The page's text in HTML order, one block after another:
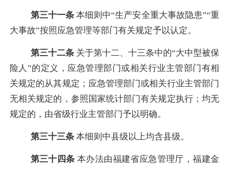
第三十一条 本细则中“生产安全重大事故隐患”“重
大事故”按照应急管理等部门有关规定予以认定。
第三十二条 关于第十二、十三条中的“大中型被保
险人”的定义，应急管理部门或相关行业主管部门有相
关规定的从其规定； 应急管理部门或相关行业主管部门
无相关规定的，参照国家统计部门有关规定执行；均无
规定的，由省级行业主管部门予以明确。
第三十三条 本细则中县级以上均含县级。
第三十四条 本办法由福建省应急管理厅，福建金